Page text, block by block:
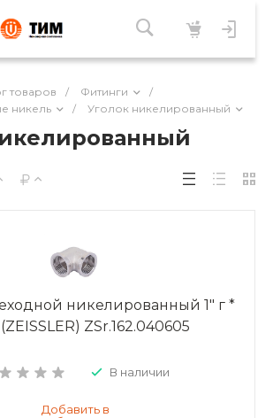
товаров / Фитинги
/
никель
/ Уголок никелированный
никелированный 1" г *
ZSr.162.040605
В наличии